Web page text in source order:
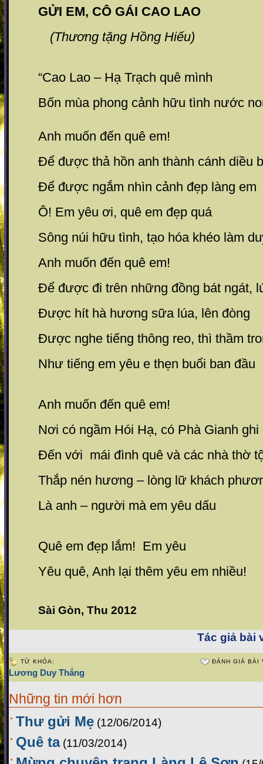
GỬI EM, CÔ GÁI CAO LAO
(Thương tặng Hồng Hiếu)
“Cao Lao – Hạ Trạch quê mình
Bốn mùa phong cảnh hữu tình nước
Anh muốn đến quê em!
Để được thả hồn anh thành cánh diều
Để được ngắm nhìn cảnh đẹp làng em
Ô! Em yêu ơi, quê em đẹp quá
Sông núi hữu tình, tạo hóa khéo làm
Anh muốn đến quê em!
Để được đi trên những đồng bát ngát,
Được hít hà hương sữa lúa, lên đòng
Được nghe tiếng thông reo, thì thầm
Như tiếng em yêu e thẹn buổi ban đầu
Anh muốn đến quê em!
Nơi có ngầm Hói Hạ, có Phà Gianh ghi
Đến với mái đình quê và các nhà thờ
Thắp nén hương – lòng lữ khách
Là anh – người mà em yêu dấu
Quê em đẹp lắm! Em yêu
Yêu quê, Anh lại thêm yêu em nhiều!
Sài Gòn, Thu 2012
Tác giả bài
TỪ KHÓA:
Lương Duy Thắng
ĐÁNH GIÁ BÀI
Những tin mới hơn
Thư gửi Mẹ (12/06/2014)
Quê ta (11/03/2014)